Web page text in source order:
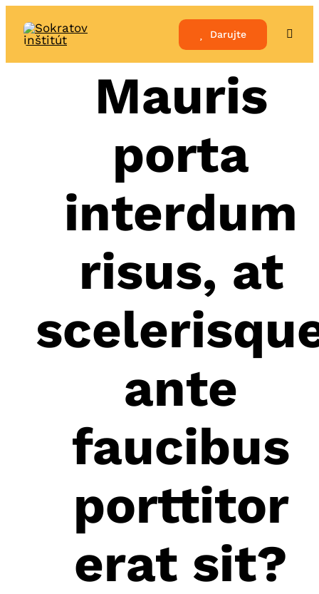
Toggle
Darujte
Mauris
porta
interdum
risus, at
ante
faucibus
porttitor
erat sit?